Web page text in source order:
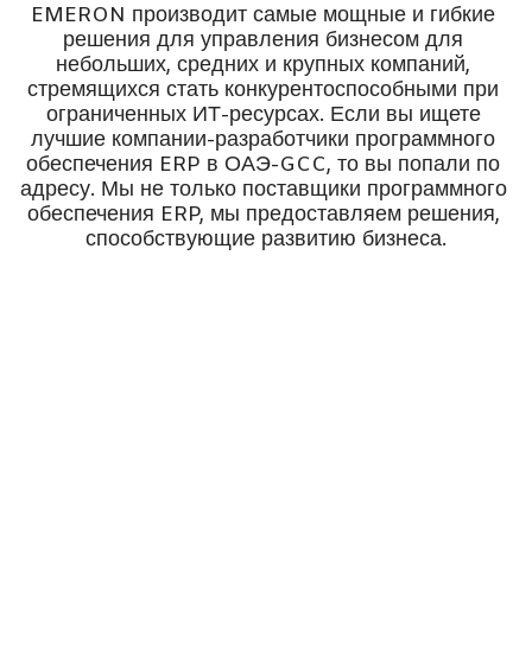
EMERON производит самые мощные и гибкие
решения для управления бизнесом для
небольших, средних и крупных компаний,
стремящихся стать конкурентоспособными при
ограниченных ИТ-ресурсах. Если вы ищете
лучшие компании-разработчики программного
обеспечения ERP в ОАЭ-GCC, то вы попали по
адресу. Мы не только поставщики программного
обеспечения ERP, мы предоставляем решения,
способствующие развитию бизнеса.